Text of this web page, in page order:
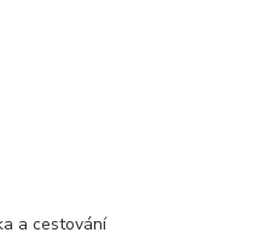
a cestování